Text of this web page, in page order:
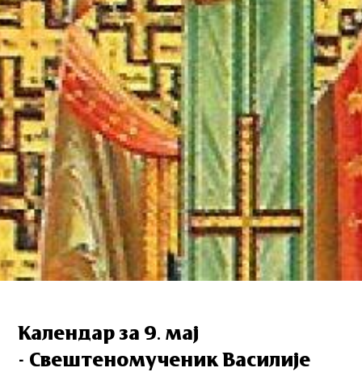
Календар за 9. мај
- Свештеномученик Василије